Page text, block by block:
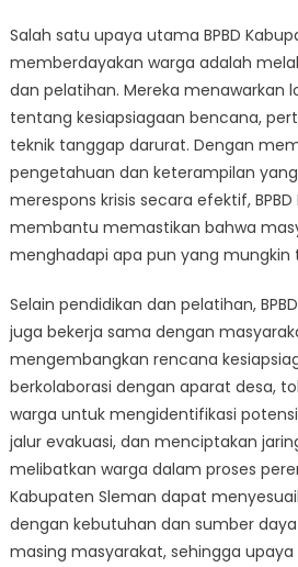
Salah satu upaya utama BPBD
memberdayakan warga adalah
dan pelatihan. Mereka menawarkan
tentang kesiapsiagaan bencana,
teknik tanggap darurat. Dengan
pengetahuan dan keterampilan
merespons krisis secara efektif,
membantu memastikan bahwa
menghadapi apa pun yang mungkin
Selain pendidikan dan pelatihan,
juga bekerja sama dengan
mengembangkan rencana
berkolaborasi dengan aparat desa,
warga untuk mengidentifikasi
jalur evakuasi, dan menciptakan
melibatkan warga dalam proses
Kabupaten Sleman dapat
dengan kebutuhan dan sumber
masing masyarakat, sehingga